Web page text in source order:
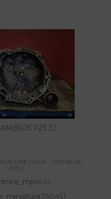
F23 SJ
LINE | 02.04 - 12.05 BLUE
LINE |...
F23
740451